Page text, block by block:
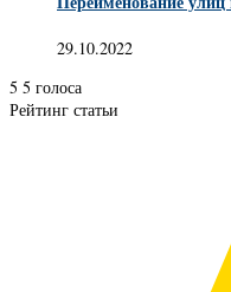
29.10.2022
5 5 голоса
Рейтинг статьи